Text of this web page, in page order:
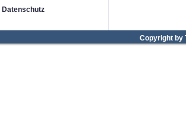
Datenschutz
Copyright by